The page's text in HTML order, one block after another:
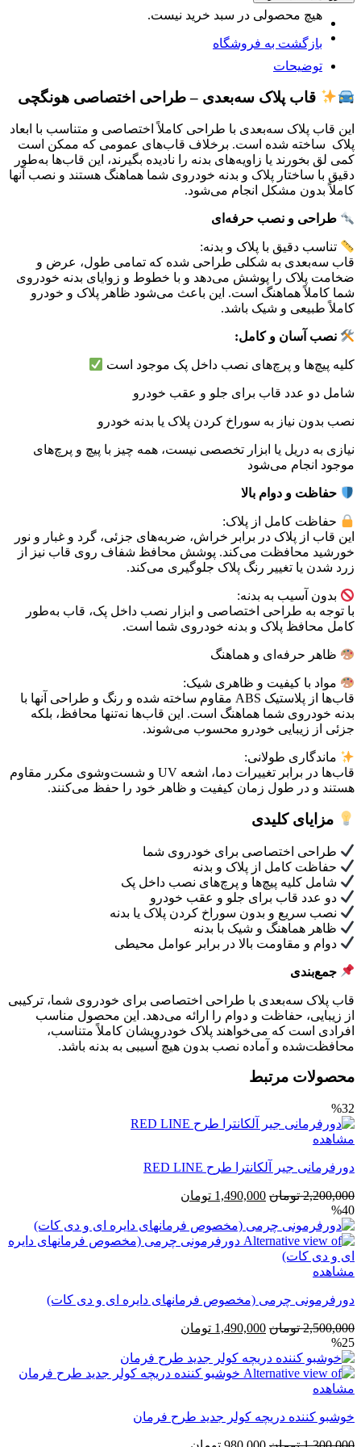
هیچ محصولی در سبد خرید نیست.
بازگشت به فروشگاه
اختصاصی
هونگچی
(بسته
عددی)
توضیحات
قاب پلاک سه‌بعدی – طراحی اختصاصی هونگچی
این قاب پلاک سه‌بعدی با طراحی کاملاً اختصاصی و متناسب با ابعاد
پلاک ساخته شده است. برخلاف قاب‌های عمومی که ممکن است
کمی لق بخورند یا زاویه‌های بدنه را نادیده بگیرند، این قاب‌ها به‌طور
دقیق با ساختار پلاک و بدنه خودروی شما هماهنگ هستند و نصب آنها
کاملاً بدون مشکل انجام می‌شود.
طراحی و نصب حرفه‌ای
تناسب دقیق با پلاک و بدنه:
قاب سه‌بعدی به شکلی طراحی شده که تمامی طول، عرض و
ضخامت پلاک را پوشش می‌دهد و با خطوط و زوایای بدنه خودروی
شما کاملاً هماهنگ است. این باعث می‌شود ظاهر پلاک و خودرو
کاملاً طبیعی و شیک باشد.
نصب آسان و کامل:
کلیه پیچ‌ها و پرچ‌های نصب داخل پک موجود است
شامل دو عدد قاب برای جلو و عقب خودرو
نصب بدون نیاز به سوراخ کردن پلاک یا بدنه خودرو
نیازی به دریل یا ابزار تخصصی نیست، همه چیز با پیچ و پرچ‌های
موجود انجام می‌شود
حفاظت و دوام بالا
حفاظت کامل از پلاک:
این قاب از پلاک در برابر خراش، ضربه‌های جزئی، گرد و غبار و نور
خورشید محافظت می‌کند. پوشش محافظ شفاف روی قاب نیز از
زرد شدن یا تغییر رنگ پلاک جلوگیری می‌کند.
بدون آسیب به بدنه:
با توجه به طراحی اختصاصی و ابزار نصب داخل پک، قاب به‌طور
کامل محافظ پلاک و بدنه خودروی شما است.
ظاهر حرفه‌ای و هماهنگ
مواد با کیفیت و ظاهری شیک:
قاب‌ها از پلاستیک ABS مقاوم ساخته شده و رنگ و طراحی آنها با
بدنه خودروی شما هماهنگ است. این قاب‌ها نه‌تنها محافظ، بلکه
جزئی از زیبایی خودرو محسوب می‌شوند.
ماندگاری طولانی:
قاب‌ها در برابر تغییرات دما، اشعه UV و شست‌وشوی مکرر مقاوم
هستند و در طول زمان کیفیت و ظاهر خود را حفظ می‌کنند.
مزایای کلیدی
طراحی اختصاصی برای خودروی شما
حفاظت کامل از پلاک و بدنه
شامل کلیه پیچ‌ها و پرچ‌های نصب داخل پک
دو عدد قاب برای جلو و عقب خودرو
نصب سریع و بدون سوراخ کردن پلاک یا بدنه
ظاهر هماهنگ و شیک با بدنه
دوام و مقاومت بالا در برابر عوامل محیطی
جمع‌بندی
قاب پلاک سه‌بعدی با طراحی اختصاصی برای خودروی شما، ترکیبی
از زیبایی، حفاظت و دوام را ارائه می‌دهد. این محصول مناسب
افرادی است که می‌خواهند پلاک خودرویشان کاملاً متناسب،
محافظت‌شده و آماده نصب بدون هیچ آسیبی به بدنه باشد.
محصولات مرتبط
%32
مشاهده
دورفرمانی جیر آلکانترا طرح RED LINE
2,200,000 تومان قیمت
2,200,000 تومان
بود.
1,490,000 تومان
1,490,000 تومان
است.
%40
مشاهده
دورفرمونی چرمی (مخصوص فرمانهای دایره ای و دی کات)
2,500,000 تومان قیمت
2,500,000 تومان
بود.
1,490,000 تومان
1,490,000 تومان
است.
%25
مشاهده
خوشبو کننده دریچه کولر جدید طرح فرمان